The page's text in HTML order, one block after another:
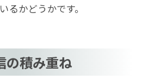
るかどうかです。
の積み重ね